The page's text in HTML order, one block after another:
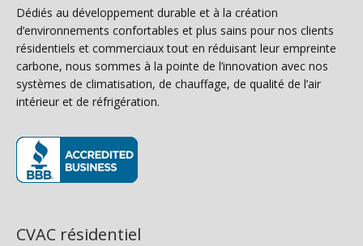
Dédiés au développement durable et à la création
d’environnements confortables et plus sains pour nos clients
résidentiels et commerciaux tout en réduisant leur empreinte
carbone, nous sommes à la pointe de l’innovation avec nos
systèmes de climatisation, de chauffage, de qualité de l’air
intérieur et de réfrigération.
CVAC résidentiel